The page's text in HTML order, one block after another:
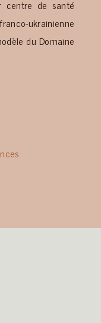
centre de santé
ukrainienne
du Domaine